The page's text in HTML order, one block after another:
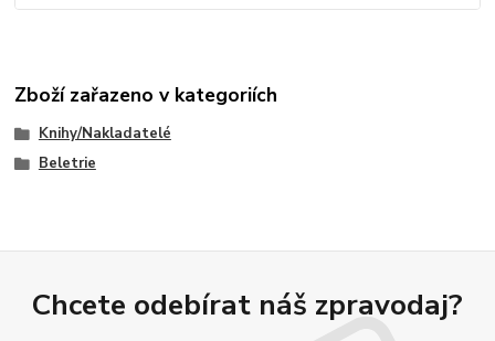
Zboží zařazeno v kategoriích
Knihy/Nakladatelé
Beletrie
Chcete odebírat náš zpravodaj?